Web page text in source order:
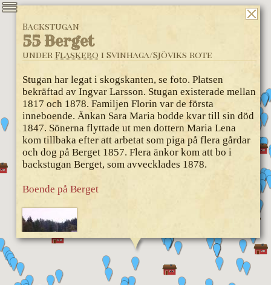
Backstugan
55 Berget
under Flaskebo i Svinhaga/Sjöviks rote
Stugan har legat i skogskanten, se foto. Platsen
bekräftad av Ingvar Larsson. Stugan existerade mellan
1817 och 1878. Familjen Florin var de första
inneboende. Änkan Sara Maria bodde kvar till sin död
1847. Sönerna flyttade ut men dottern Maria Lena
kom tillbaka efter att arbetat som piga på flera gårdar
och dog på Berget 1857. Flera änkor kom att bo i
backstugan Berget, som avvecklades 1878.
Boende på Berget
GPS-koordinater: 57.836136, 14.077485